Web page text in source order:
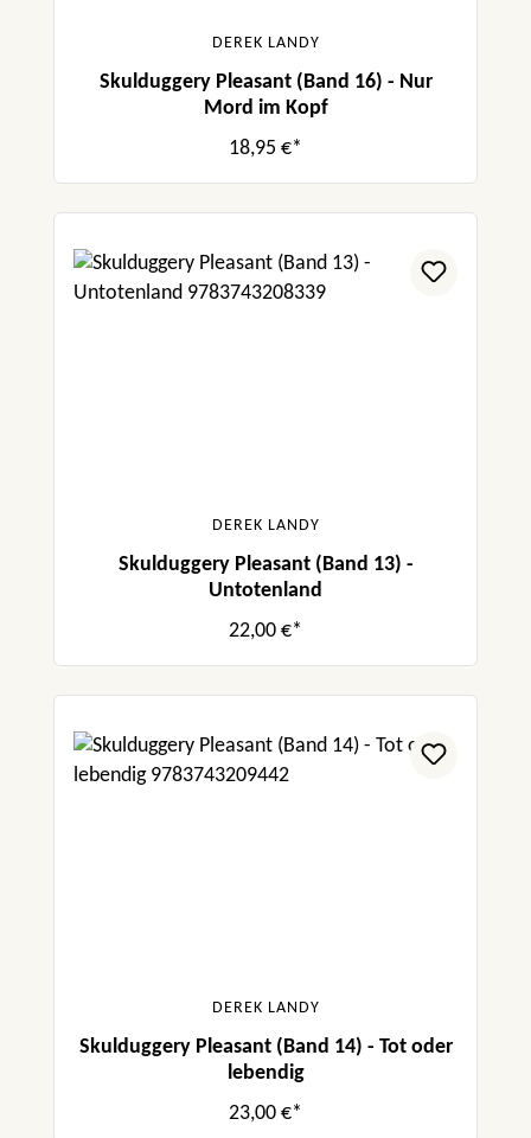
DEREK LANDY
Skulduggery Pleasant (Band 16) - Nur
Mord im Kopf
18,95 €*
DEREK LANDY
Skulduggery Pleasant (Band 13) -
Untotenland
22,00 €*
DEREK LANDY
Skulduggery Pleasant (Band 14) - Tot oder
lebendig
23,00 €*